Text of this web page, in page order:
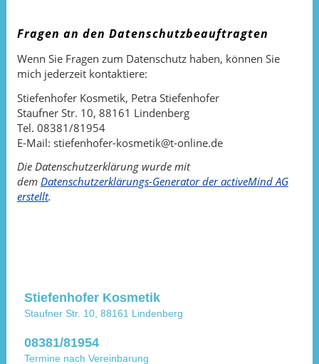
Fragen an den Datenschutzbeauftragten
Wenn Sie Fragen zum Datenschutz haben, können Sie
mich jederzeit kontaktiere:
Stiefenhofer Kosmetik, Petra Stiefenhofer
Staufner Str. 10, 88161 Lindenberg
Tel. 08381/81954
E-Mail: stiefenhofer-kosmetik@t-online.de
Die Datenschutzerklärung wurde mit
dem Datenschutzerklärungs-Generator der activeMind AG
erstellt.
Stiefenhofer Kosmetik
Staufner Str. 10, 88161 Lindenberg
08381/81954
Termine nach Vereinbarung